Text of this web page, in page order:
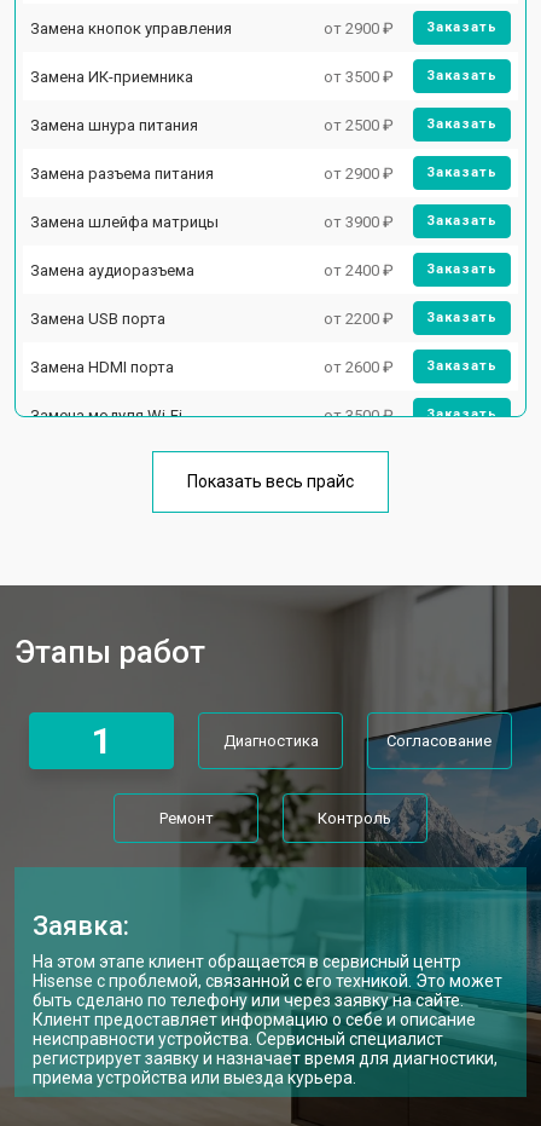
Замена кнопок управления от 2900 ₽ Заказать
Замена ИК-приемника от 3500 ₽ Заказать
Замена шнура питания от 2500 ₽ Заказать
Замена разъема питания от 2900 ₽ Заказать
Замена шлейфа матрицы от 3900 ₽ Заказать
Замена аудиоразъема от 2400 ₽ Заказать
Замена USB порта от 2200 ₽ Заказать
Замена HDMI порта от 2600 ₽ Заказать
Замена модуля Wi-Fi от 3500 ₽ Заказать
Ремонт блока управления от 3100 ₽
от 3900 ₽
Замена трансформаторов
подсветки
Показать весь прайс
Этапы работ
1 Диагностика Согласование
Ремонт Контроль
Заявка:
На этом этапе клиент обращается в сервисный центр
Hisense с проблемой, связанной с его техникой. Это может
быть сделано по телефону или через заявку на сайте.
Клиент предоставляет информацию о себе и описание
неисправности устройства. Сервисный специалист
регистрирует заявку и назначает время для диагностики,
приема устройства или выезда курьера.